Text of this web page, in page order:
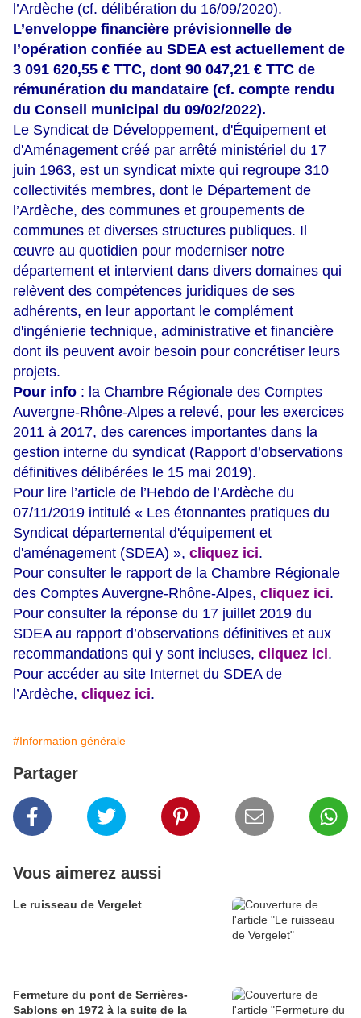
l’Ardèche (cf. délibération du 16/09/2020).
L’enveloppe financière prévisionnelle de
l’opération confiée au SDEA est actuellement de
3 091 620,55 € TTC, dont 90 047,21 € TTC de
rémunération du mandataire (cf. compte rendu
du Conseil municipal du 09/02/2022).
Le Syndicat de Développement, d'Équipement et
d'Aménagement créé par arrêté ministériel du 17
juin 1963, est un syndicat mixte qui regroupe 310
collectivités membres, dont le Département de
l’Ardèche, des communes et groupements de
communes et diverses structures publiques. Il
œuvre au quotidien pour moderniser notre
département et intervient dans divers domaines qui
relèvent des compétences juridiques de ses
adhérents, en leur apportant le complément
d'ingénierie technique, administrative et financière
dont ils peuvent avoir besoin pour concrétiser leurs
projets.
Pour info : la Chambre Régionale des Comptes
Auvergne-Rhône-Alpes a relevé, pour les exercices
2011 à 2017, des carences importantes dans la
gestion interne du syndicat (Rapport d’observations
définitives délibérées le 15 mai 2019).
Pour lire l’article de l’Hebdo de l’Ardèche du
07/11/2019 intitulé « Les étonnantes pratiques du
Syndicat départemental d'équipement et
d'aménagement (SDEA) », cliquez ici.
Pour consulter le rapport de la Chambre Régionale
des Comptes Auvergne-Rhône-Alpes, cliquez ici.
Pour consulter la réponse du 17 juillet 2019 du
SDEA au rapport d’observations définitives et aux
recommandations qui y sont incluses, cliquez ici.
Pour accéder au site Internet du SDEA de
l’Ardèche, cliquez ici.
#Information générale
Partager
Vous aimerez aussi
Le ruisseau de Vergelet
Fermeture du pont de Serrières-
Sablons en 1972 à la suite de la